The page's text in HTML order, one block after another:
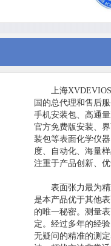
上海
国的总代理和售后服
手机安装包、高通
官方免费版安装、界
装包等表面化学仪器
度、自动化、
注重于产品创新
表面张力最为精
是本产品优于其他表
的唯一秘密。测
定。经过多年的经
无疑问的精准的测定